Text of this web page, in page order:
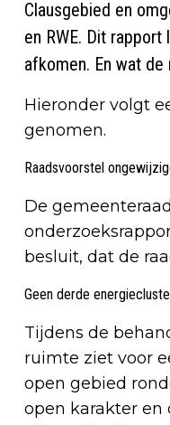
Clausgebied en
en RWE. Dit
afkomen. En wat
Hieronder volgt
genomen.
Raadsvoorstel
De
besluit, dat de
Geen derde
Tijdens de
ruimte ziet voor
open gebied
open karakter